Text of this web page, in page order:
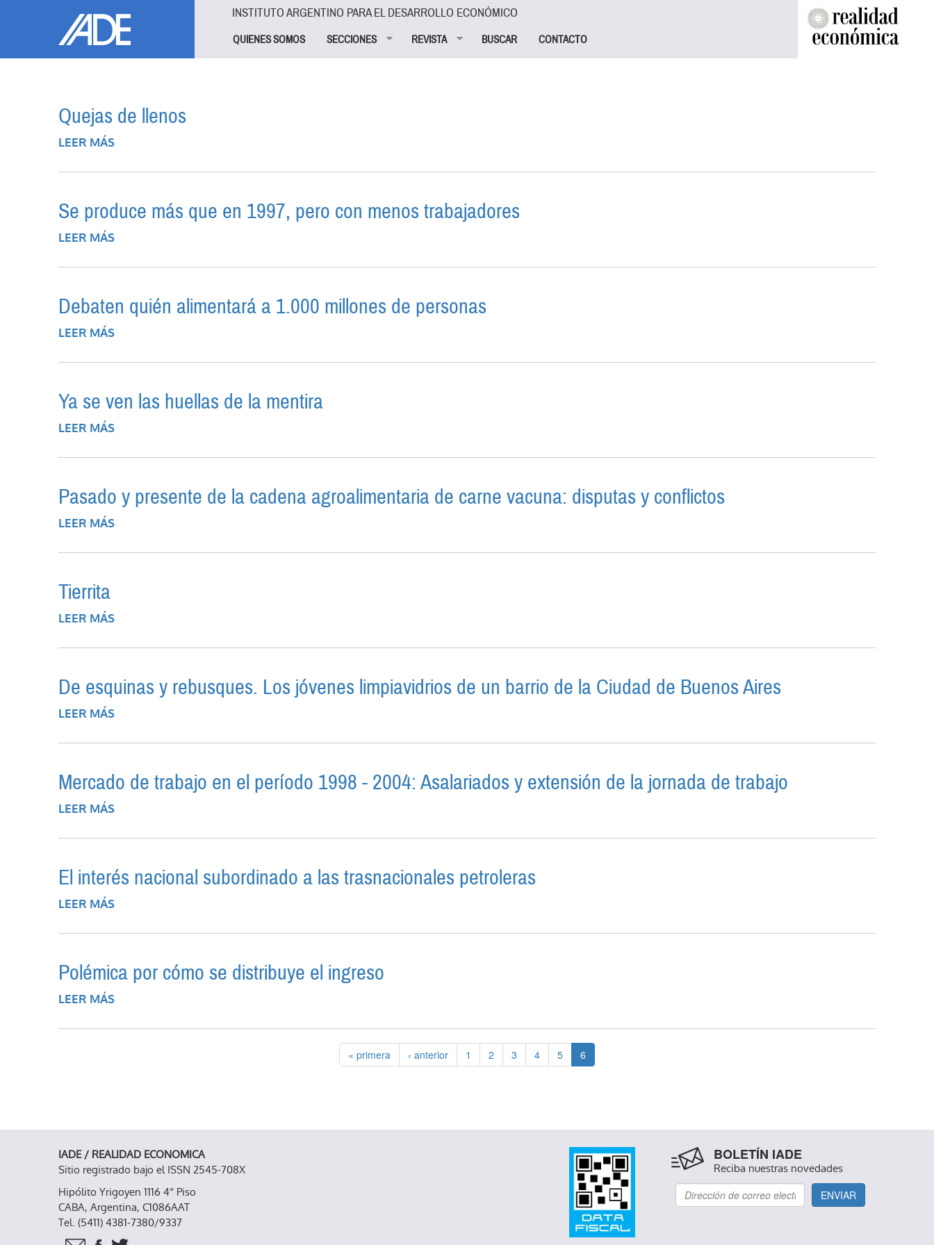
INSTITUTO ARGENTINO PARA EL DESARROLLO ECONÓMICO
QUIENES SOMOS SECCIONES REVISTA BUSCAR CONTACTO
Quejas de llenos
LEER MÁS
Se produce más que en 1997, pero con menos trabajadores
LEER MÁS
Debaten quién alimentará a 1.000 millones de personas
LEER MÁS
Ya se ven las huellas de la mentira
LEER MÁS
Pasado y presente de la cadena agroalimentaria de carne vacuna: disputas y conflictos
LEER MÁS
Tierrita
LEER MÁS
De esquinas y rebusques. Los jóvenes limpiavidrios de un barrio de la Ciudad de Buenos Aires
LEER MÁS
Mercado de trabajo en el período 1998 - 2004: Asalariados y extensión de la jornada de trabajo
LEER MÁS
El interés nacional subordinado a las trasnacionales petroleras
LEER MÁS
Polémica por cómo se distribuye el ingreso
LEER MÁS
« primera ‹ anterior 1 2 3 4 5 6
IADE / REALIDAD ECONOMICA
Sitio registrado bajo el ISSN 2545-708X
Hipólito Yrigoyen 1116 4° Piso
CABA, Argentina, C1086AAT
Tel. (5411) 4381-7380/9337
BOLETÍN IADE
Reciba nuestras novedades
ENVIAR